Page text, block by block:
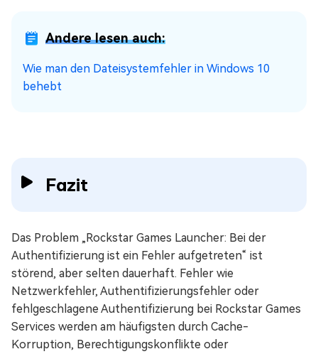
Andere lesen auch:
Wie man den Dateisystemfehler in Windows 10
behebt
Fazit
Das Problem „Rockstar Games Launcher: Bei der
Authentifizierung ist ein Fehler aufgetreten“ ist
störend, aber selten dauerhaft. Fehler wie
Netzwerkfehler, Authentifizierungsfehler oder
fehlgeschlagene Authentifizierung bei Rockstar Games
Services werden am häufigsten durch Cache-
Korruption, Berechtigungskonflikte oder